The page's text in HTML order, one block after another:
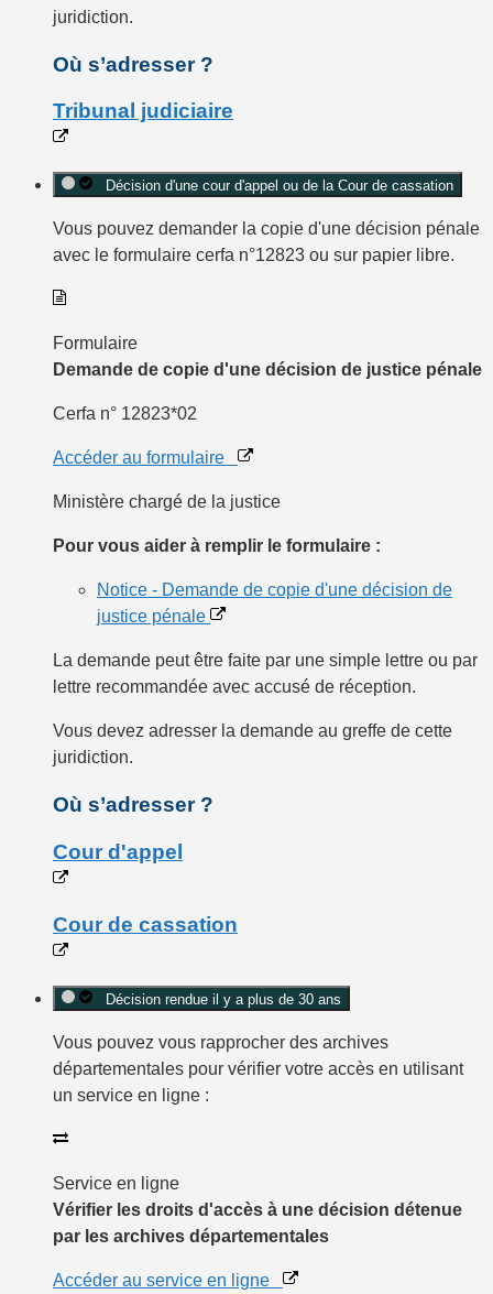
juridiction.
Où s’adresser ?
Tribunal judiciaire
Décision d'une cour d'appel ou de la Cour de cassation
Vous pouvez demander la copie d'une décision pénale
avec le formulaire cerfa n°12823 ou sur papier libre.
Formulaire
Demande de copie d'une décision de justice pénale
Cerfa n° 12823*02
Accéder au formulaire
Ministère chargé de la justice
Pour vous aider à remplir le formulaire :
Notice - Demande de copie d'une décision de
justice pénale
La demande peut être faite par une simple lettre ou par
lettre recommandée avec accusé de réception.
Vous devez adresser la demande au greffe de cette
juridiction.
Où s’adresser ?
Cour d'appel
Cour de cassation
Décision rendue il y a plus de 30 ans
Vous pouvez vous rapprocher des archives
départementales pour vérifier votre accès en utilisant
un service en ligne :
Service en ligne
Vérifier les droits d'accès à une décision détenue
par les archives départementales
Accéder au service en ligne